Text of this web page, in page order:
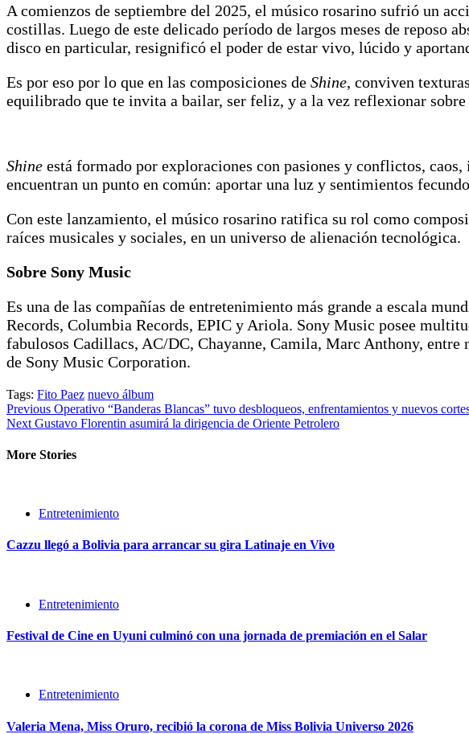
A comienzos de septiembre del 2025, el músico rosarino sufrió un
costillas. Luego de este delicado período de largos meses de reposo
disco en particular, resignificó el poder de estar vivo, lúcido y
Es por eso por lo que en las composiciones de Shine, conviven
equilibrado que te invita a bailar, ser feliz, y a la vez reflexionar
Shine está formado por exploraciones con pasiones y conflictos,
encuentran un punto en común: aportar una luz y sentimientos
Con este lanzamiento, el músico rosarino ratifica su rol como
raíces musicales y sociales, en un universo de alienación tecnológica.
Sobre Sony Music
Es una de las compañías de entretenimiento más grande a escala
Records, Columbia Records, EPIC y Ariola. Sony Music posee
fabulosos Cadillacs, AC/DC, Chayanne, Camila, Marc Anthony,
de Sony Music Corporation.
Tags: Fito Paez nuevo álbum
Previous Operativo “Banderas Blancas” tuvo desbloqueos, enfrentamientos y nuevos
Next Gustavo Florentin asumirá la dirigencia de Oriente Petrolero
More Stories
Entretenimiento
Cazzu llegó a Bolivia para arrancar su gira Latinaje en Vivo
Entretenimiento
Festival de Cine en Uyuni culminó con una jornada de premiación en el Salar
Entretenimiento
Valeria Mena, Miss Oruro, recibió la corona de Miss Bolivia Universo 2026